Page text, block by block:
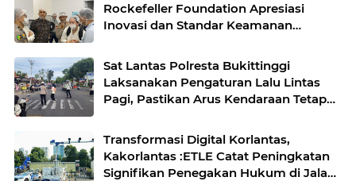
Rockefeller Foundation Apresiasi
Inovasi dan Standar Keamanan
Sat Lantas Polresta Bukittinggi
Laksanakan Pengaturan Lalu Lintas
Pagi, Pastikan Arus Kendaraan Tetap
Transformasi Digital Korlantas,
Kakorlantas :ETLE Catat Peningkatan
Signifikan Penegakan Hukum di Jalan